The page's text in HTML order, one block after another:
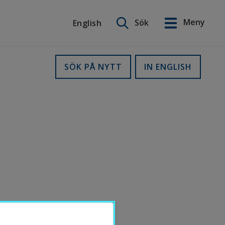
English
Sök
Meny
IN ENGLISH
SÖK PÅ NYTT
English